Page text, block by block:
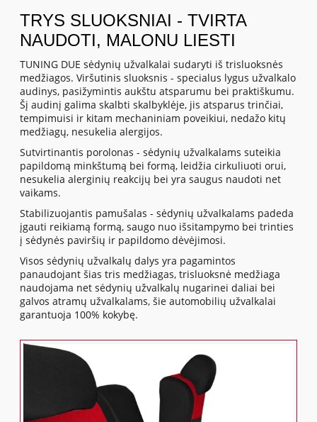
TRYS SLUOKSNIAI - TVIRTA
NAUDOTI, MALONU LIESTI
TUNING DUE sėdynių užvalkalai sudaryti iš trisluoksnės
medžiagos. Viršutinis sluoksnis - specialus lygus užvalkalo
audinys, pasižymintis aukštu atsparumu bei praktiškumu.
Šį audinį galima skalbti skalbyklėje, jis atsparus trinčiai,
tempimuisi ir kitam mechaniniam poveikiui, nedažo kitų
medžiagų, nesukelia alergijos.
Sutvirtinantis porolonas - sėdynių užvalkalams suteikia
papildomą minkštumą bei formą, leidžia cirkuliuoti orui,
nesukelia alerginių reakcijų bei yra saugus naudoti net
vaikams.
Stabilizuojantis pamušalas - sėdynių užvalkalams padeda
įgauti reikiamą formą, saugo nuo išsitampymo bei trinties
į sėdynės paviršių ir papildomo dėvėjimosi.
Visos sėdynių užvalkalų dalys yra pagamintos
panaudojant šias tris medžiagas, trisluoksnė medžiaga
naudojama net sėdynių užvalkalų nugarinei daliai bei
galvos atramų užvalkalams, šie automobilių užvalkalai
garantuoja 100% kokybę.